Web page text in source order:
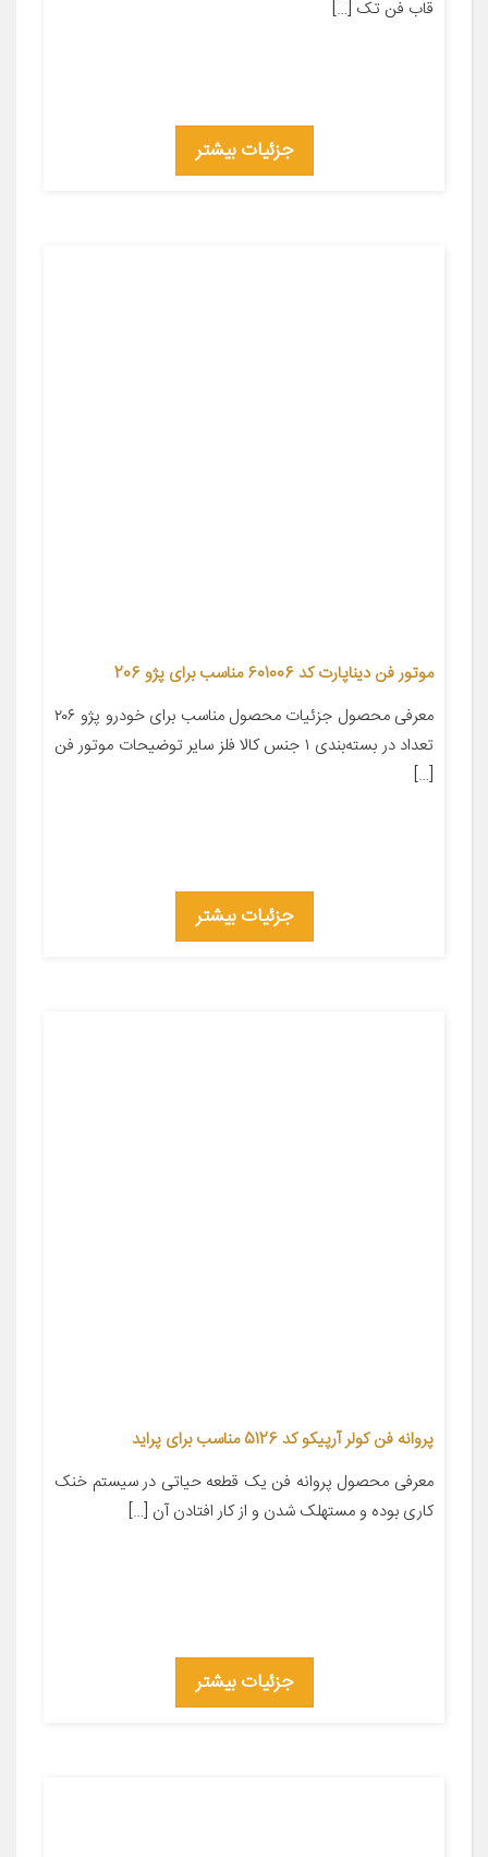
قاب فن تک […]
جزئیات بیشتر
موتور فن دیناپارت کد 601006 مناسب برای پژو 206
معرفی محصول جزئیات محصول مناسب برای خودرو پژو ۲۰۶
تعداد در بسته‌بندی ۱ جنس کالا فلز سایر توضیحات موتور فن
[…]
جزئیات بیشتر
پروانه فن کولر آرپیکو کد 5126 مناسب برای پراید
معرفی محصول پروانه فن یک قطعه حیاتی در سیستم خنک
کاری بوده و مستهلک شدن و از کار افتادن آن […]
جزئیات بیشتر